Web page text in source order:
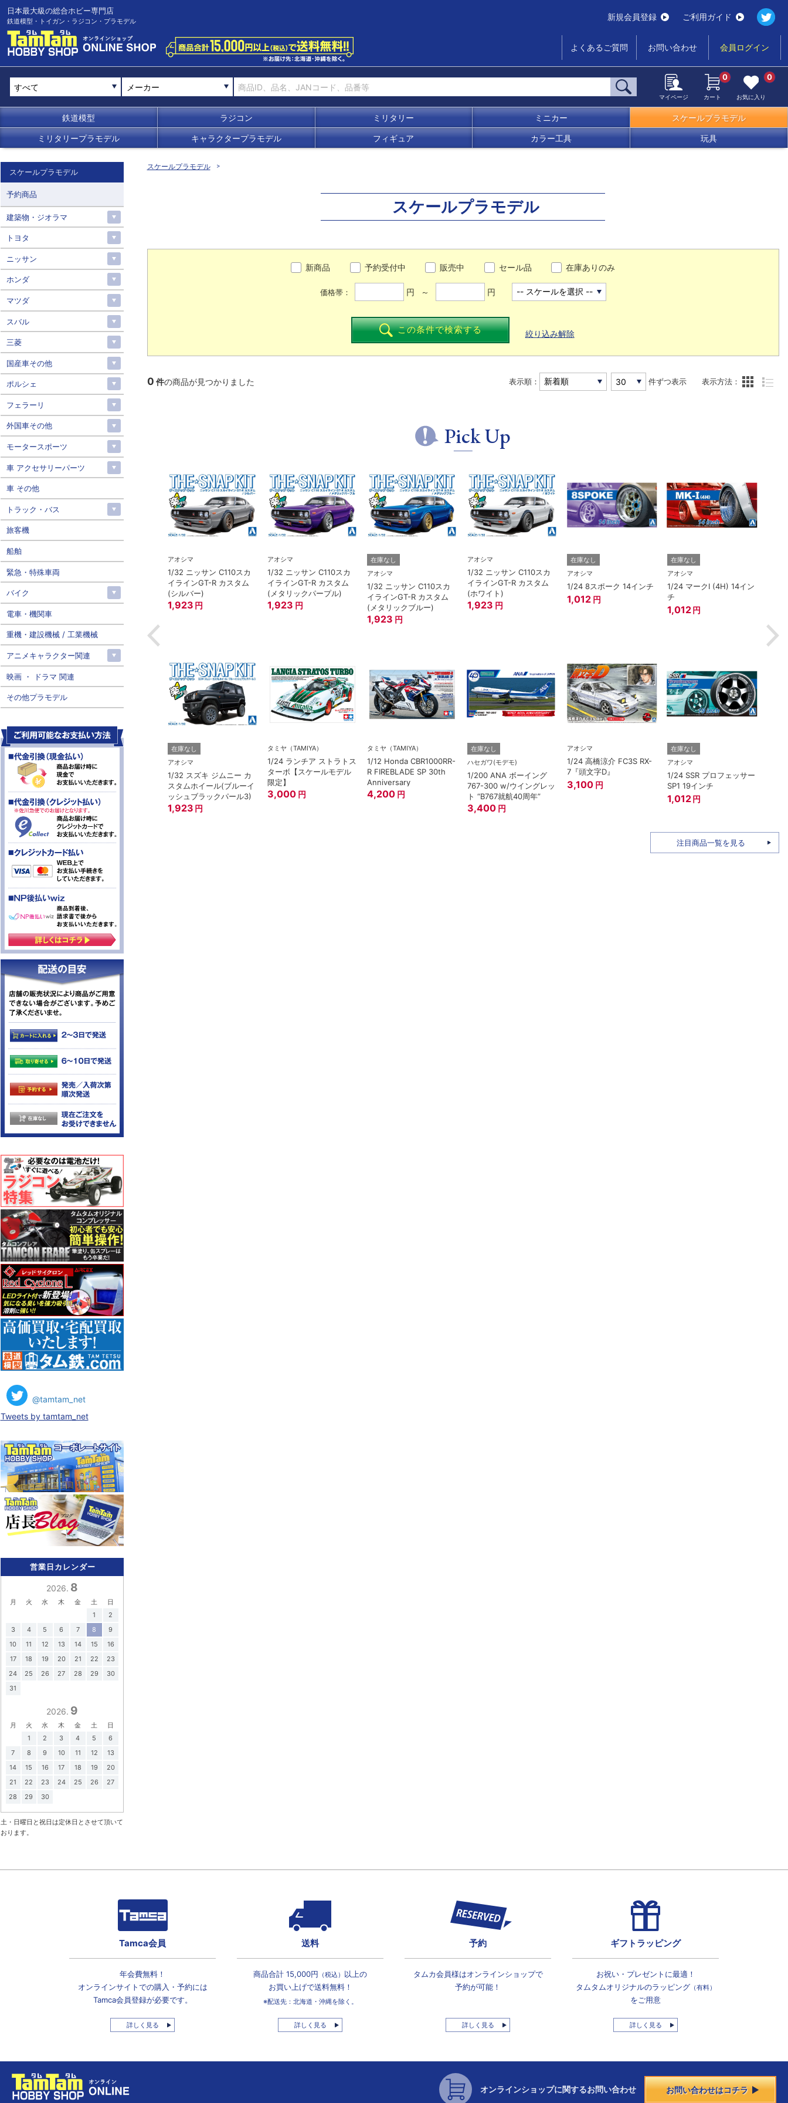
日本最大級の総合ホビー専門店
鉄道模型・トイガン・ラジコン・プラモデル 新規会員登録 ご利用ガイド
よくあるご質問 お問い合わせ 会員ログイン
メーカー
マイページ カート
0
お気に入り
0
鉄道模型 ラジコン ミリタリー ミニカー スケールプラモデル
ミリタリープラモデル キャラクタープラモデル フィギュア カラー工具 玩具
スケールプラモデル
スケールプラモデル
新商品 予約受付中 販売中 セール品 在庫ありのみ
価格帯： 円 ～ 円
この条件で検索する 絞り込み解除
0 件の商品が見つかりました 表示順： 件ずつ表示 表示方法：
Pick Up
）
R ストリート
アオシマ
アレディZ(ブリリアント
1,822円
アオシマ
1/32 ニッサン C110スカ
イラインGT-R カスタム
(シルバー)
1,923 円
アオシマ
1/32 ニッサン C110スカ
イラインGT-R カスタム
(メタリックパープル)
1,923 円
在庫なし
アオシマ
1/32 ニッサン C110スカ
イラインGT-R カスタム
(メタリックブルー)
1,923 円
アオシマ
1/32 ニッサン C110スカ
イラインGT-R カスタム
(ホワイト)
1,923 円
在庫なし
アオシマ
1/24 8スポーク 14インチ
1,012 円
在庫なし
アオシマ
1/24 マークI (4H) 14イン
チ
1,012 円
在庫なし
アオシマ
1/32 スズキ ジムニー カ
スタムホイール(ブルーイ
ッシュブラックパール3)
1,923 円
タミヤ（TAMIYA）
1/24 ランチア ストラトス
ターボ【スケールモデル
限定】
3,000 円
タミヤ（TAMIYA）
1/12 Honda CBR1000RR-
R FIREBLADE SP 30th
Anniversary
4,200 円
在庫なし
ハセガワ(モデモ)
1/200 ANA ボーイング
767-300 w/ウイングレッ
ト “B767就航40周年”
3,400 円
アオシマ
1/24 高橋涼介 FC3S RX-
7『頭文字D』
3,100 円
在庫なし
アオシマ
1/24 SSR プロフェッサー
SP1 19インチ
1,012 円
注目商品一覧を見る
スケールプラモデル
予約商品
建築物・ジオラマ
トヨタ
ニッサン
ホンダ
マツダ
スバル
三菱
国産車その他
ポルシェ
フェラーリ
外国車その他
モータースポーツ
車 アクセサリーパーツ
車 その他
トラック・バス
旅客機
船舶
緊急・特殊車両
バイク
電車・機関車
重機・建設機械 / 工業機械
アニメキャラクター関連
映画 ・ ドラマ 関連
その他プラモデル
@tamtam_net
Tweets by tamtam_net
営業日カレンダー
2026. 8
月 火 水 木 金 土
日
1
2
3
4 5 6 7 8
9
10
11 12 13 14 15
16
17
18 19 20 21 22
23
24
25 26 27 28 29
30
31
2026. 9
月 火 水 木 金 土
日
1
2 3 4 5
6
7
8 9 10 11 12
13
14
15 16 17 18 19
20
21
22 23 24 25 26
27
28
29 30
土・日曜日と祝日は定休日とさせて頂いて
おります。
Tamca会員
年会費無料！
オンラインサイトでの購入・予約には
Tamca会員登録が必要です。
詳しく見る
送料
商品合計 15,000円 （税込） 以上の
お買い上げで送料無料！
※配送先：北海道・沖縄を除く。
詳しく見る
予約
タムカ会員様はオンラインショップで
予約が可能！
詳しく見る
ギフトラッピング
お祝い・プレゼントに最適！
タムタムオリジナルのラッピング （有料）
をご用意
詳しく見る
オンラインショップに関するお問い合わせ お問い合わせはコチラ